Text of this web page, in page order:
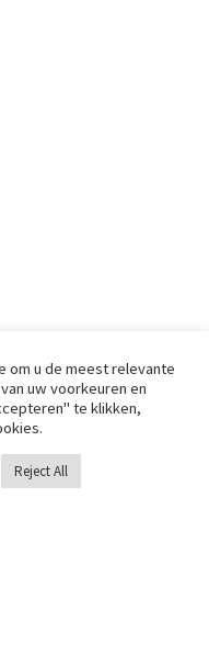
om u de meest relevante
uw voorkeuren en
te klikken,
Reject All